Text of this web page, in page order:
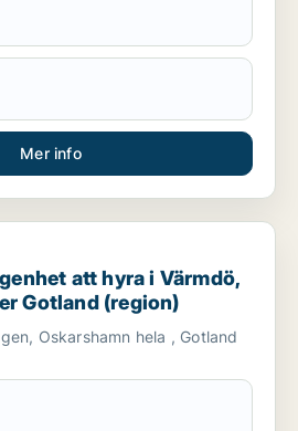
Mer info
att hyra i Värmdö, Oskarshamn eller
att hyra i Värmdö,
Gotland (region)
Oskarshamn hela , Gotland